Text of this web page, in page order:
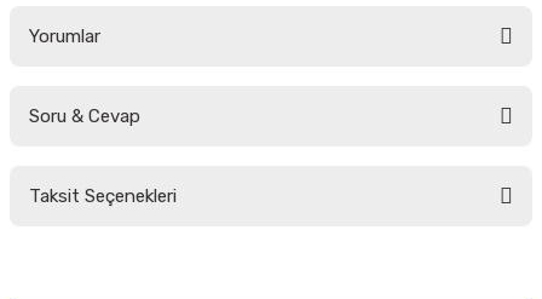
Yorumlar
Soru & Cevap
Taksit Seçenekleri